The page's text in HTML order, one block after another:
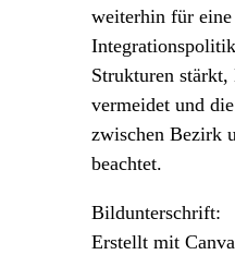
weiterhin für eine
Strukturen
vermeidet und
zwischen Bezirk
beachtet.
Bildunterschrift:
Erstellt mit Canva